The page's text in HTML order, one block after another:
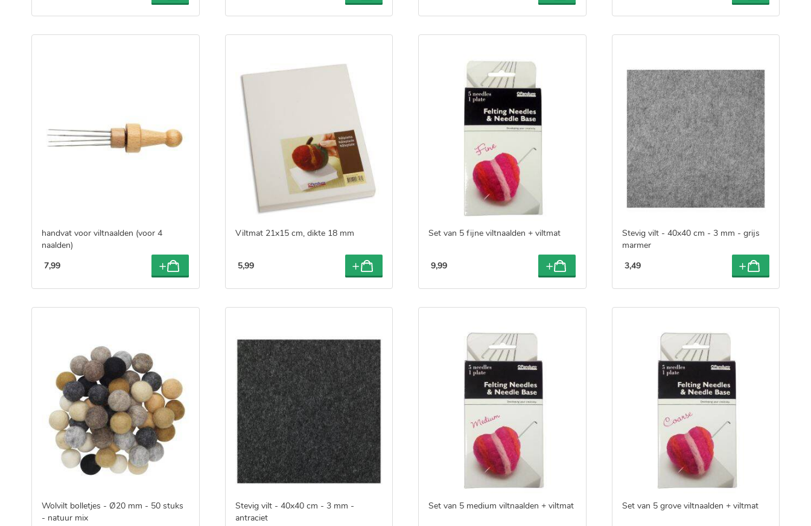
handvat voor viltnaalden (voor 4
naalden)
7,99
Viltmat 21x15 cm, dikte 18 mm
5,99
Set van 5 fijne viltnaalden + viltmat
9,99
Stevig vilt - 40x40 cm - 3 mm - grijs
marmer
3,49
Wolvilt bolletjes - Ø20 mm - 50 stuks
- natuur mix
Stevig vilt - 40x40 cm - 3 mm -
antraciet
Set van 5 medium viltnaalden + viltmat Set van 5 grove viltnaalden + viltmat